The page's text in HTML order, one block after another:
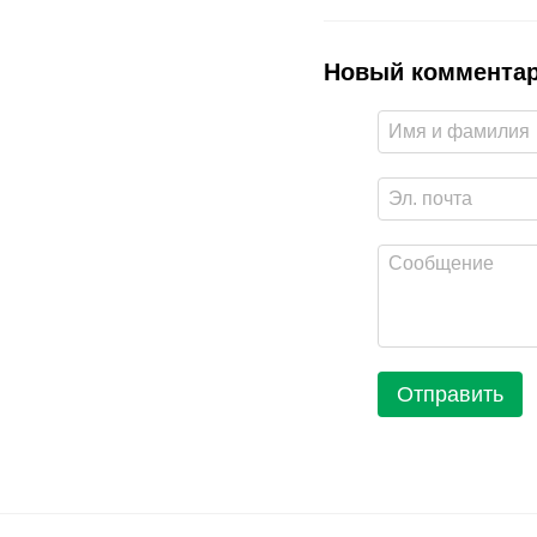
Новый
Отправить